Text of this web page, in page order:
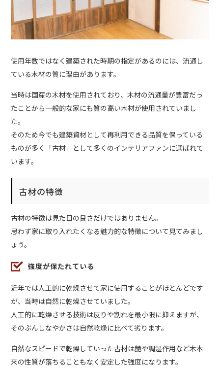
使用年数ではなく建築された時期の指定があるのには、流通し
ている木材の質に理由があります。
当時は国産の木材を使用されており、木材の流通量が豊富だっ
たことから一般的な家にも質の高い木材が使用されていまし
た。
そのため今でも建築資材として再利用できる品質を保っている
ものが多く「古材」として多くのインテリアファンに選ばれて
います。
古材の特徴
古材の特徴は見た目の良さだけではありません。
思わず家に取り入れたくなる魅力的な特徴について見てみまし
ょう。
強度が保たれている
近年では人工的に乾燥させて家に使用することがほとんどです
が、当時は自然に乾燥させていました。
人工的に乾燥させる技術は反りや割れを最小限に抑えますが、
そのぶんしなやかさは自然乾燥に比べて劣ります。
自然なスピードで乾燥していった古材は艶や調湿作用など木本
来の性質が落ちることもなく安定した強度になります。